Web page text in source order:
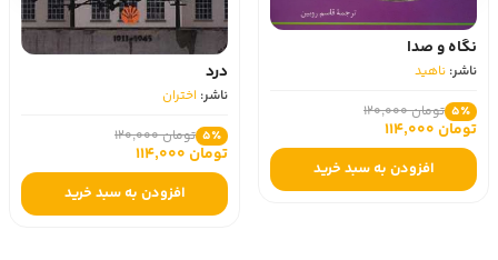
نگاه و صدا
ناشر: ناهید
5٪ تومان 120,000
تومان 114,000
افزودن به سبد خرید
درد
ناشر: اختران
5٪ تومان 120,000
تومان 114,000
افزودن به سبد خرید